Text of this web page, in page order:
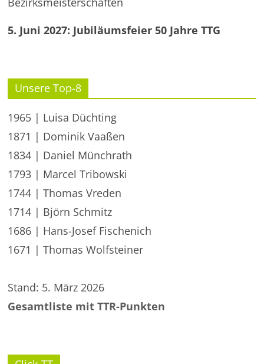
5. Juni 2027: Jubiläumsfeier 50 Jahre TTG
Unsere Top-8
1965 | Luisa Düchting
1871 | Dominik Vaaßen
1834 | Daniel Münchrath
1793 | Marcel Tribowski
1744 | Thomas Vreden
1714 | Björn Schmitz
1686 | Hans-Josef Fischenich
1671 | Thomas Wolfsteiner
Stand: 5. März 2026
Gesamtliste mit TTR-Punkten